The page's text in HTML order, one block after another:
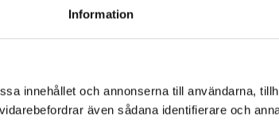
Information
innehållet och annonserna till användarna,
även sådana identifierare och